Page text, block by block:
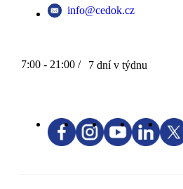
info@cedok.cz
7:00 - 21:00 / 7 dní v týdnu